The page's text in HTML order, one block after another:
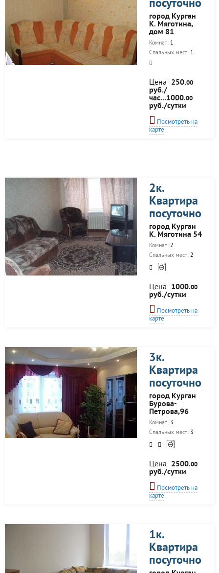
посуточно
город Курган
К. Мяготина,
дом 81
Комнат: 1
Спальных мест: 1
Цена 250.00
руб./
час...1000.00
руб./сутки
Посмотреть на
карте
2к.
Квартира
посуточно
город Курган
К. Мяготина 54
Комнат: 2
Спальных мест: 2
Цена 1000.00
руб./сутки
Посмотреть на
карте
3к.
Квартира
посуточно
город Курган
Бурова-
Петрова,96
Комнат: 3
Спальных мест: 3
Цена 2500.00
руб./сутки
Посмотреть на
карте
1к.
Квартира
посуточно